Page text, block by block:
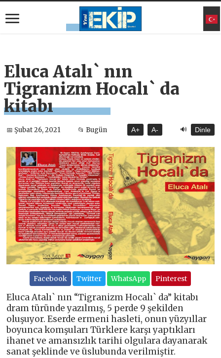
Eluca Atalı` nın
Tigranizm Hocalı` da
kitabı
📅 Şubat 26, 2021 📂 Bugün A+ A- 🔊 Dinle
Facebook Twitter WhatsApp Pinterest
Eluca Atalı` nın “Tigranizm Hocalı` da” kitabı
dram türünde yazılmış, 5 perde 9 şekilden
oluşuyor. Eserde ermeni hasleti, onun yüzyıllar
boyunca komşuları Türklere karşı yaptıkları
ihanet ve amansızlık tarihi olgulara dayanarak
sanat şeklinde ve üslubunda verilmiştir.